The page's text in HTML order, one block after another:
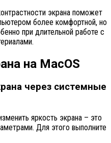
экрана поможет
более комфортной, но
при длительной работе с
на MacOS
через системные
яркость экрана – это
Для этого выполните